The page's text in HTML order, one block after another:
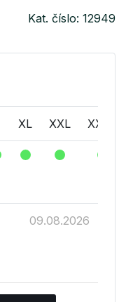
Kat. číslo: 12949
XL XXL XXXL
09.08.2026